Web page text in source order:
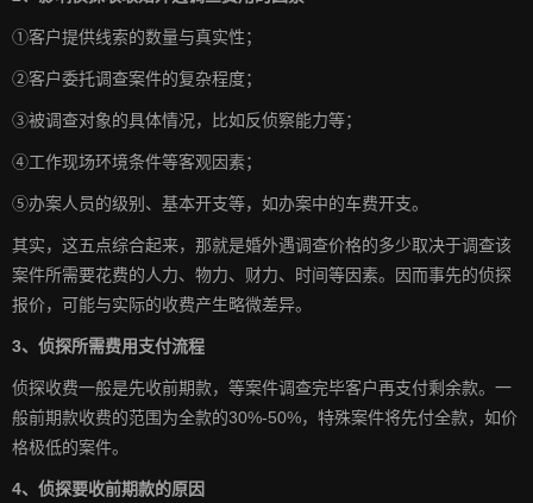
①客户提供线索的数量与真实性；
②客户委托调查案件的复杂程度；
③被调查对象的具体情况，比如反侦察能力等；
④工作现场环境条件等客观因素；
⑤办案人员的级别、基本开支等，如办案中的车费开支。
其实，这五点综合起来，那就是婚外遇调查价格的多少取决于调查该
案件所需要花费的人力、物力、财力、时间等因素。因而事先的侦探
报价，可能与实际的收费产生略微差异。
3、侦探所需费用支付流程
侦探收费一般是先收前期款，等案件调查完毕客户再支付剩余款。一
般前期款收费的范围为全款的30%-50%，特殊案件将先付全款，如价
格极低的案件。
4、侦探要收前期款的原因